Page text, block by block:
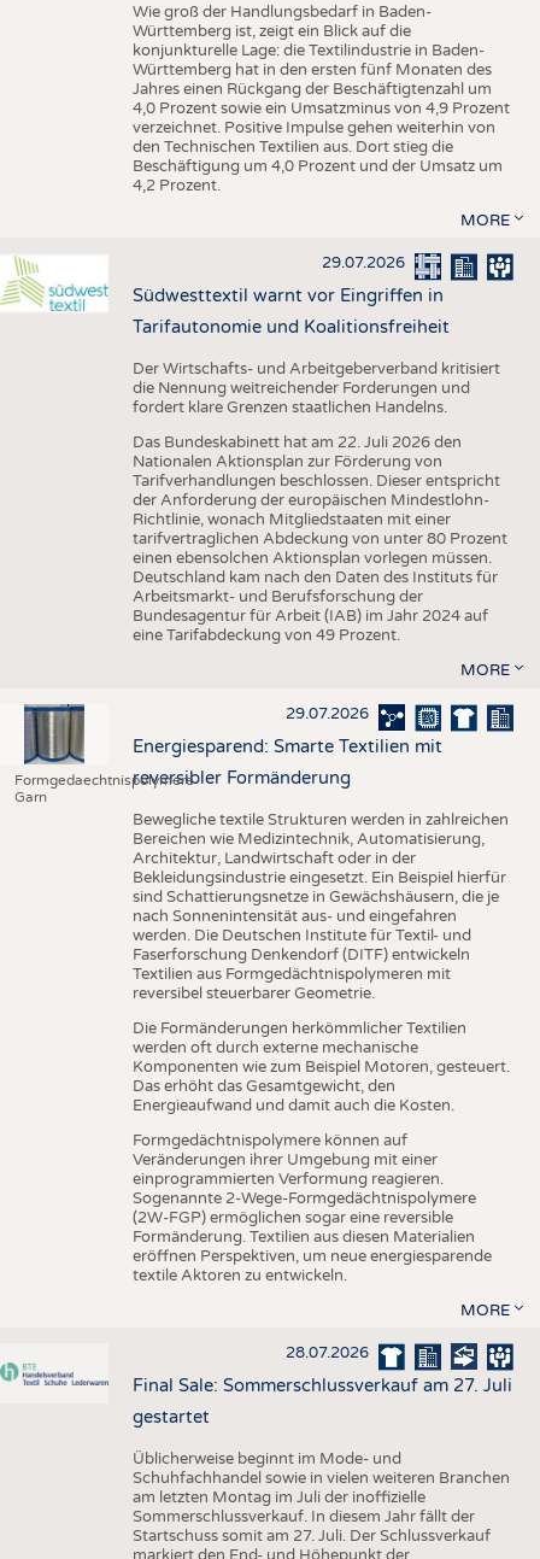
Wie groß der Handlungsbedarf in Baden-
Württemberg ist, zeigt ein Blick auf die
konjunkturelle Lage: die Textilindustrie in Baden-
Württemberg hat in den ersten fünf Monaten des
Jahres einen Rückgang der Beschäftigtenzahl um
4,0 Prozent sowie ein Umsatzminus von 4,9 Prozent
verzeichnet. Positive Impulse gehen weiterhin von
den Technischen Textilien aus. Dort stieg die
Beschäftigung um 4,0 Prozent und der Umsatz um
4,2 Prozent.
MORE
29.07.2026
Südwesttextil warnt vor Eingriffen in
Tarifautonomie und Koalitionsfreiheit
Der Wirtschafts- und Arbeitgeberverband kritisiert
die Nennung weitreichender Forderungen und
fordert klare Grenzen staatlichen Handelns.
Das Bundeskabinett hat am 22. Juli 2026 den
Nationalen Aktionsplan zur Förderung von
Tarifverhandlungen beschlossen. Dieser entspricht
der Anforderung der europäischen Mindestlohn-
Richtlinie, wonach Mitgliedstaaten mit einer
tarifvertraglichen Abdeckung von unter 80 Prozent
einen ebensolchen Aktionsplan vorlegen müssen.
Deutschland kam nach den Daten des Instituts für
Arbeitsmarkt- und Berufsforschung der
Bundesagentur für Arbeit (IAB) im Jahr 2024 auf
eine Tarifabdeckung von 49 Prozent.
MORE
Formgedaechtnispolymere
Garn
29.07.2026
Energiesparend: Smarte Textilien mit
reversibler Formänderung
Bewegliche textile Strukturen werden in zahlreichen
Bereichen wie Medizintechnik, Automatisierung,
Architektur, Landwirtschaft oder in der
Bekleidungsindustrie eingesetzt. Ein Beispiel hierfür
sind Schattierungsnetze in Gewächshäusern, die je
nach Sonnenintensität aus- und eingefahren
werden. Die Deutschen Institute für Textil- und
Faserforschung Denkendorf (DITF) entwickeln
Textilien aus Formgedächtnispolymeren mit
reversibel steuerbarer Geometrie.
Die Formänderungen herkömmlicher Textilien
werden oft durch externe mechanische
Komponenten wie zum Beispiel Motoren, gesteuert.
Das erhöht das Gesamtgewicht, den
Energieaufwand und damit auch die Kosten.
Formgedächtnispolymere können auf
Veränderungen ihrer Umgebung mit einer
einprogrammierten Verformung reagieren.
Sogenannte 2-Wege-Formgedächtnispolymere
(2W-FGP) ermöglichen sogar eine reversible
Formänderung. Textilien aus diesen Materialien
eröffnen Perspektiven, um neue energiesparende
textile Aktoren zu entwickeln.
MORE
28.07.2026
Final Sale: Sommerschlussverkauf am 27. Juli
gestartet
Üblicherweise beginnt im Mode- und
Schuhfachhandel sowie in vielen weiteren Branchen
am letzten Montag im Juli der inoffizielle
Sommerschlussverkauf. In diesem Jahr fällt der
Startschuss somit am 27. Juli. Der Schlussverkauf